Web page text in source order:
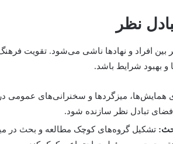
بین افراد و نهادها ناشی می‌شود. تقویت
و بهبود شرایط باشد.
همایش‌ها، میزگردها و سخنرانی‌های عمومی
تبادل نظر سازنده شود.
تشکیل گروه‌های کوچک مطالعه و بحث در